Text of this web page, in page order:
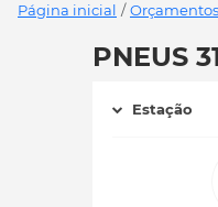
Página inicial /
PNEUS
Estação